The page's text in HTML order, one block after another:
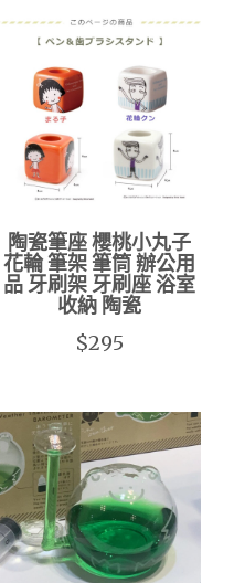
陶瓷筆座 櫻桃小丸子
花輪 筆架 筆筒 辦公用
品 牙刷架 牙刷座 浴室
收納 陶瓷
$295